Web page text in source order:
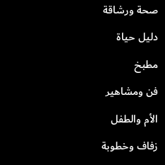
صحة ورشاقة
دليل حياة
مطبخ
فن ومشاهير
الأم والطفل
زفاف وخطوبة